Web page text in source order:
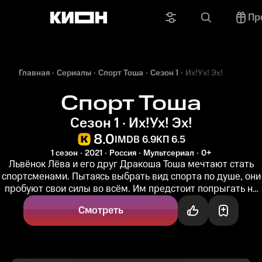
Главная Сериалы Спорт Тоша Сезон 1 Их!Ух! Эх!
Спорт Тоша
Сезон 1 · Их!Ух! Эх!
8.0IMDB 6.9КП 6.5
1 сезон 2021 Россия Мультсериал 0+
Львёнок Лёва и его друг Дракоша Тоша мечтают стать
спортсменами. Пытаясь выбрать вид спорта по душе, они
пробуют свои силы во всём. Им предстоит попрыгать на
облаках, побегать...
Смотреть